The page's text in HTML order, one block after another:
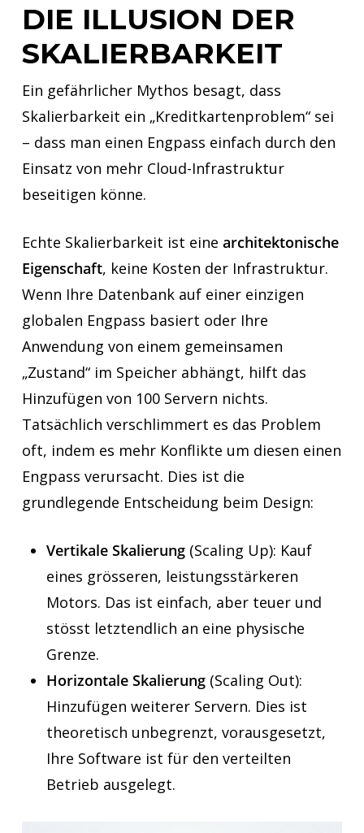
DIE ILLUSION DER
SKALIERBARKEIT
Ein gefährlicher Mythos besagt, dass
Skalierbarkeit ein „Kreditkartenproblem“ sei
– dass man einen Engpass einfach durch den
Einsatz von mehr Cloud-Infrastruktur
beseitigen könne.
Echte Skalierbarkeit ist eine architektonische
Eigenschaft, keine Kosten der Infrastruktur.
Wenn Ihre Datenbank auf einer einzigen
globalen Engpass basiert oder Ihre
Anwendung von einem gemeinsamen
„Zustand“ im Speicher abhängt, hilft das
Hinzufügen von 100 Servern nichts.
Tatsächlich verschlimmert es das Problem
oft, indem es mehr Konflikte um diesen einen
Engpass verursacht. Dies ist die
grundlegende Entscheidung beim Design:
Vertikale Skalierung (Scaling Up): Kauf
eines grösseren, leistungsstärkeren
Motors. Das ist einfach, aber teuer und
stösst letztendlich an eine physische
Grenze.
Horizontale Skalierung(Scaling Out):
Hinzufügen weiterer Servern. Dies ist
theoretisch unbegrenzt, vorausgesetzt,
Ihre Software ist für den verteilten
Betrieb ausgelegt.